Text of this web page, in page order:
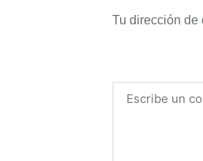
Tu dirección de